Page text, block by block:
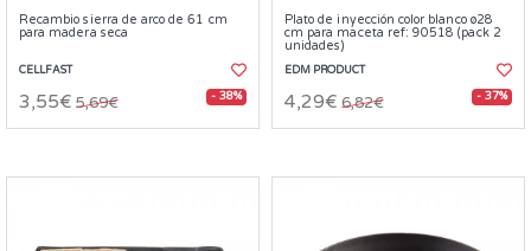
Recambio sierra de arco de 61 cm
para madera seca
CELLFAST
3,55€ 5,69€ - 38%
Plato de inyección color blanco ø28
cm para maceta ref: 90518 (pack 2
unidades)
EDM PRODUCT
4,29€ 6,82€ - 37%